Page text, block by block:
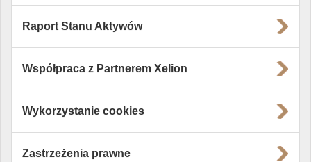
Raport Stanu Aktywów
Współpraca z Partnerem Xelion
Wykorzystanie cookies
Zastrzeżenia prawne